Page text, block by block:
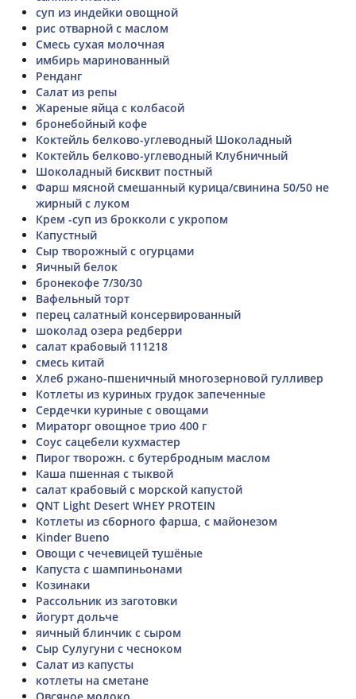
суп из индейки овощной
рис отварной с маслом
Смесь сухая молочная
имбирь маринованный
Ренданг
Салат из репы
Жареные яйца с колбасой
бронебойный кофе
Коктейль белково-углеводный Шоколадный
Коктейль белково-углеводный Клубничный
Шоколадный бисквит постный
Фарш мясной смешанный курица/свинина 50/50 не
жирный с луком
Крем -суп из брокколи с укропом
Капустный
Сыр творожный с огурцами
Яичный белок
бронекофе 7/30/30
Вафельный торт
перец салатный консервированный
шоколад озера редберри
салат крабовый 111218
смесь китай
Хлеб ржано-пшеничный многозерновой гулливер
Котлеты из куриных грудок запеченные
Сердечки куриные с овощами
Мираторг овощное трио 400 г
Соус сацебели кухмастер
Пирог творожн. с бутербродным маслом
Каша пшенная с тыквой
салат крабовый с морской капустой
QNT Light Desert WHEY PROTEIN
Котлеты из сборного фарша, с майонезом
Kinder Bueno
Овощи с чечевицей тушёные
Капуста с шампиньонами
Козинаки
Рассольник из заготовки
йогурт дольче
яичный блинчик с сыром
Сыр Сулугуни с чесноком
Салат из капусты
котлеты на сметане